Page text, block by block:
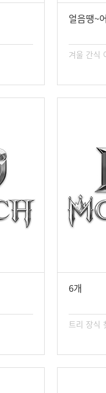
얼음땡~
겨울 간식
6개
트리 장식